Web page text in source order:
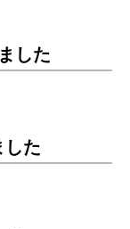
した
た